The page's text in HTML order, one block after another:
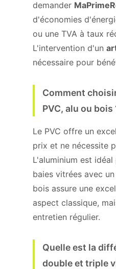
demander
d'économies
ou une TVA à taux
L'intervention d'un
nécessaire pour
Comment
PVC, alu ou bois
Le PVC offre un
prix et ne nécessite
L'aluminium est
baies vitrées avec
bois assure une
aspect classique,
entretien régulier.
Quelle est la
double et triple